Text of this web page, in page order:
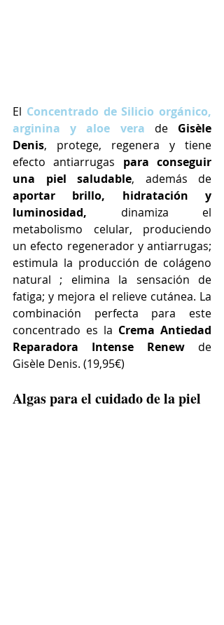
El Concentrado de Silicio orgánico,
arginina y aloe vera
de Gisèle
Denis, protege, regenera y tiene
efecto antiarrugas para conseguir
una piel saludable
aportar brillo, hidratación y
luminosidad, dinamiza el
metabolismo celular, produciendo
un efecto regenerador y antiarrugas;
estimula la producción de colágeno
natural ; elimina la sensación de
fatiga; y mejora el relieve cutánea. La
combinación perfecta para este
concentrado es la Crema Antiedad
Reparadora Intense Renew de
Gisèle Denis. (19,95€)
Algas para el cuidado de la piel